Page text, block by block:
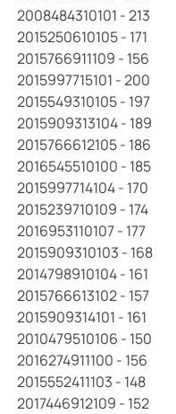
2008484310101 - 213
2015250610105 - 171
2015766911109 - 156
2015997715101 - 200
2015549310105 - 197
2015909313104 - 189
2015766612105 - 186
2016545510100 - 185
2015997714104 - 170
2015239710109 - 174
2016953110107 - 177
2015909310103 - 168
2014798910104 - 161
2015766613102 - 157
2015909314101 - 161
2010479510106 - 150
2016274911100 - 156
2015552411103 - 148
2017446912109 - 152